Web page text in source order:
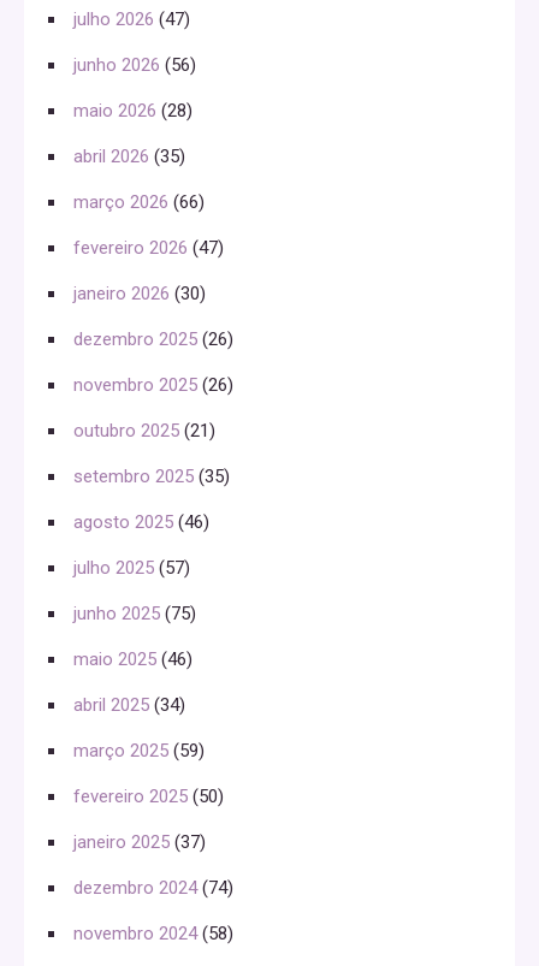
julho 2026 (47)
junho 2026 (56)
maio 2026 (28)
abril 2026 (35)
março 2026 (66)
fevereiro 2026 (47)
janeiro 2026 (30)
dezembro 2025 (26)
novembro 2025 (26)
outubro 2025 (21)
setembro 2025 (35)
agosto 2025 (46)
julho 2025 (57)
junho 2025 (75)
maio 2025 (46)
abril 2025 (34)
março 2025 (59)
fevereiro 2025 (50)
janeiro 2025 (37)
dezembro 2024(74)
novembro 2024(58)